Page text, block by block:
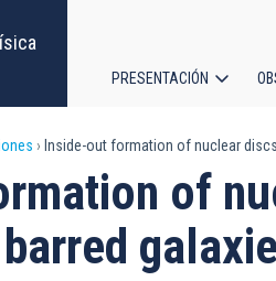
principal
PRESENTACIÓN
Inside-out formation of nuclear
of